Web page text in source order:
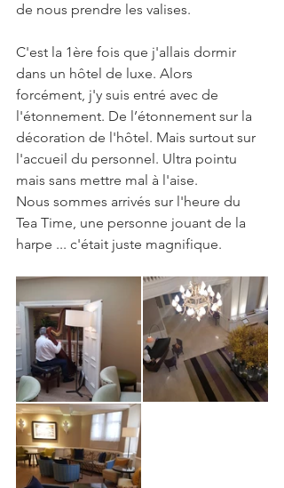
de nous prendre les valises.
C'est la 1ère fois que j'allais dormir
dans un hôtel de luxe. Alors
forcément, j'y suis entré avec de
l'étonnement. De l’étonnement sur la
décoration de l'hôtel. Mais surtout sur
l'accueil du personnel. Ultra pointu
mais sans mettre mal à l'aise.
Nous sommes arrivés sur l'heure du
Tea Time, une personne jouant de la
harpe ... c'était juste magnifique.